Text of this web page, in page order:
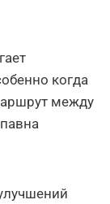
когда
между